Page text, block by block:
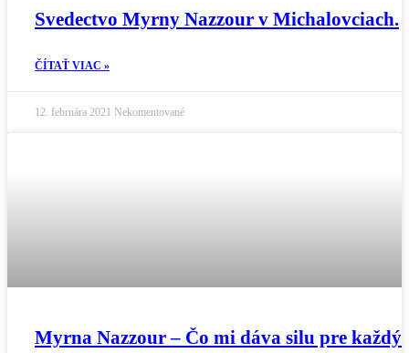
Svedectvo Myrny Nazzour v Michalovciach.
ČÍTAŤ VIAC »
12. februára 2021 Nekomentované
Myrna Nazzour – Čo mi dáva silu pre každý